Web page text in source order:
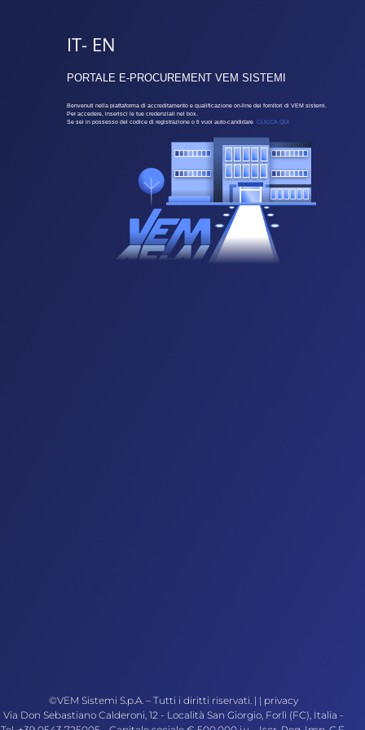
IT- EN
PORTALE E-PROCUREMENT VEM SISTEMI
Benvenuti nella piattaforma di accreditamento e qualificazione on-line dei fornitori di VEM sistemi.
Per accedere, inserisci le tue credenziali nel box.
Se sei in possesso del codice di registrazione o ti vuoi auto-candidare CLICCA QUI
©VEM Sistemi S.p.A. – Tutti i diritti riservati. | | privacy
Via Don Sebastiano Calderoni, 12 - Località San Giorgio, Forlì (FC), Italia -